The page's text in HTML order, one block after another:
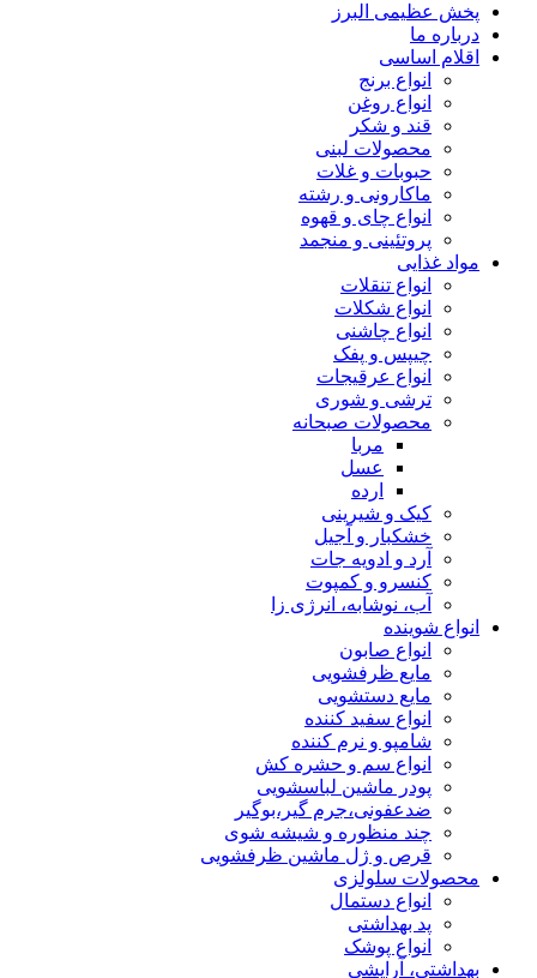
پخش عظیمی البرز
درباره ما
اقلام اساسی
انواع برنج
انواع روغن
قند و شکر
محصولات لبنی
حبوبات و غلات
ماکارونی و رشته
انواع چای و قهوه
پروتئینی و منجمد
مواد غذایی
انواع تنقلات
انواع شکلات
انواع چاشنی
چیپس و پفک
انواع عرقیجات
ترشی و شوری
محصولات صبحانه
مربا
عسل
ارده
کیک و شیرینی
خشکبار و آجیل
آرد و ادویه جات
کنسرو و کمپوت
آب، نوشابه، انرژی زا
انواع شوینده
انواع صابون
مایع ظرفشویی
مایع دستشویی
انواع سفید کننده
شامپو و نرم کننده
انواع سم و حشره کش
پودر ماشین لباسشویی
ضدعفونی،جرم گیر،بوگیر
چند منظوره و شیشه شوی
قرص و ژل ماشین ظرفشویی
محصولات سلولزی
انواع دستمال
پد بهداشتی
انواع پوشک
بهداشتی، آرایشی